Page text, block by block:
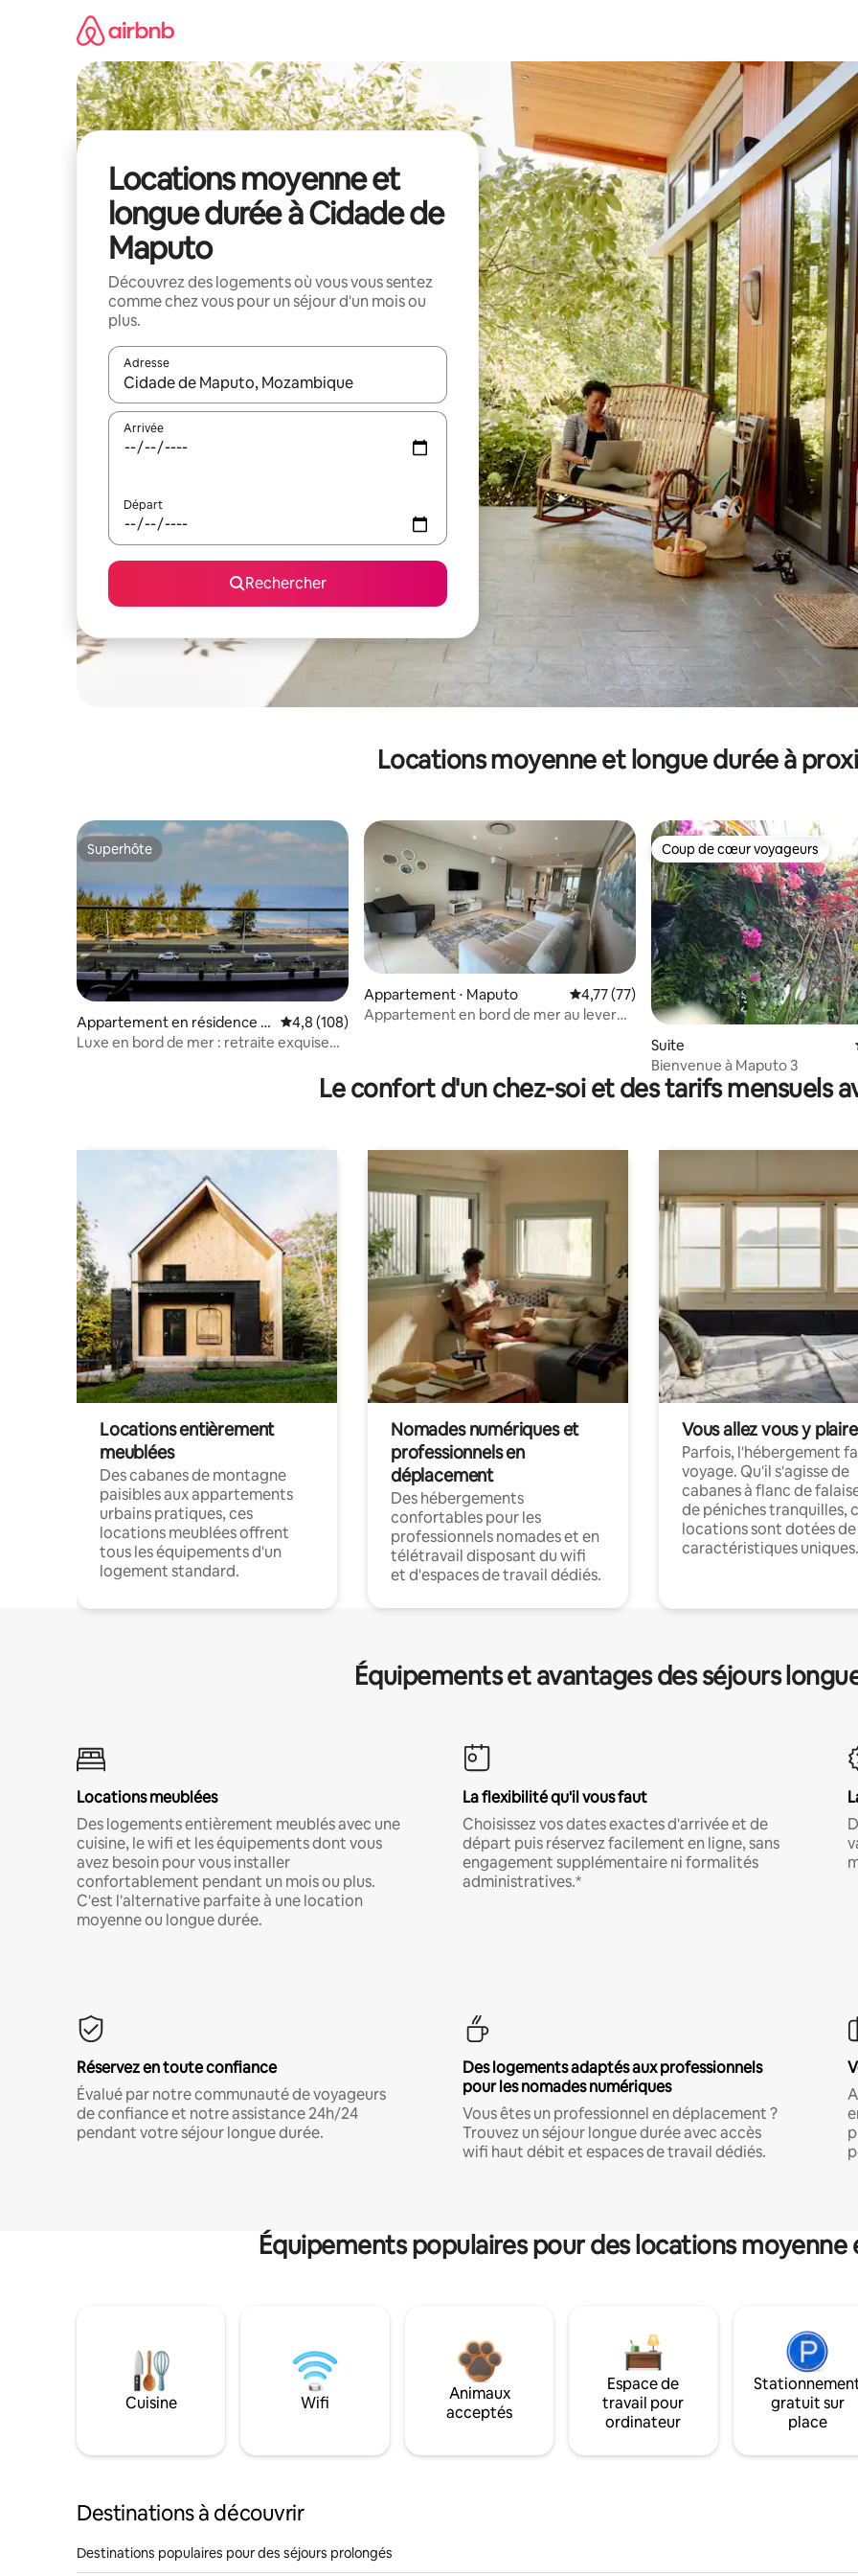
Locations moyenne et
longue durée à Cidade de
Maputo
Découvrez des logements où vous vous sentez
comme chez vous pour un séjour d'un mois ou
plus.
Adresse
Lorsque les résultats s'affichent, utilisez les flèches vers le haut et vers le bas pour les parcourir ou en appuyant et en
Arrivée
Départ
Rechercher
Locations moyenne et longue durée à
Superhôte
Superhôte
Appartement en résidence ⋅
Maputo
Évaluation moyenne sur la base de 108 commentaires : 4,8 sur 5
4,8 (108)
Luxe en bord de mer : retraite exquise
Appartement ⋅ Maputo Évaluation moyenne sur la base de 77
4,77 (77)
Appartement en bord de mer au lever
Coup de cœur voyageurs
Coup de cœur voyageurs
Suite
Bienvenue à Maputo 3
Le confort d'un chez-soi et des tarifs mensuels
Locations entièrement
meublées
Des cabanes de montagne
paisibles aux appartements
urbains pratiques, ces
locations meublées offrent
tous les équipements d'un
logement standard.
Nomades numériques et
professionnels en
déplacement
Des hébergements
confortables pour les
professionnels nomades et en
télétravail disposant du wifi
et d'espaces de travail dédiés.
Vous allez vous y plaire
Parfois, l'hébergement
voyage. Qu'il s'agisse de
cabanes à flanc de
de péniches tranquilles,
locations sont dotées de
caractéristiques uniques.
Équipements et avantages des séjours
Locations meublées
Des logements entièrement meublés avec une
cuisine, le wifi et les équipements dont vous
avez besoin pour vous installer
confortablement pendant un mois ou plus.
C'est l'alternative parfaite à une location
moyenne ou longue durée.
La flexibilité qu'il vous faut
Choisissez vos dates exactes d'arrivée et de
départ puis réservez facilement en ligne, sans
engagement supplémentaire ni formalités
administratives.*
Réservez en toute confiance
Évalué par notre communauté de voyageurs
de confiance et notre assistance 24h/24
pendant votre séjour longue durée.
Des logements adaptés aux professionnels
pour les nomades numériques
Vous êtes un professionnel en déplacement ?
Trouvez un séjour longue durée avec accès
wifi haut débit et espaces de travail dédiés.
Équipements populaires pour des locations
Cuisine Wifi
Animaux
acceptés
Espace de
travail pour
ordinateur
gratuit sur
place
Destinations à découvrir
Destinations populaires pour des séjours prolongés